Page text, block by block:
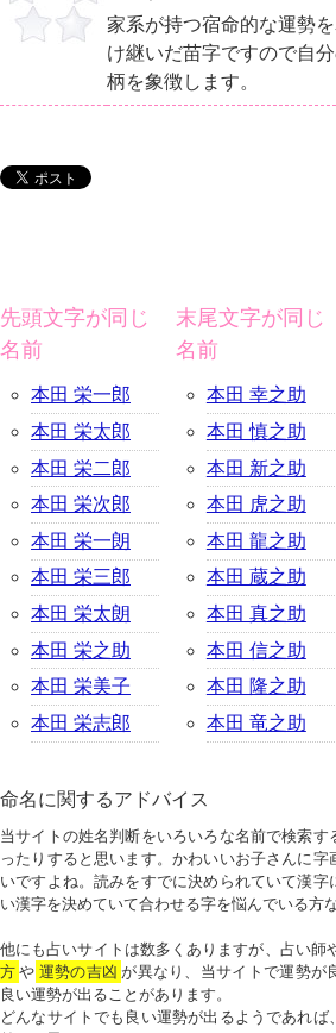
家系が持つ宿命的な運勢
け継いだ苗字ですので自
柄を象徴します。
先頭文字が同じ
名前
本田 栄一郎
本田 栄太郎
本田 栄二郎
本田 栄次郎
本田 栄一朗
本田 栄三郎
本田 栄太朗
本田 栄之助
本田 栄美子
本田 栄志郎
末尾文字が同じ
名前
本田 幸之助
本田 慎之助
本田 新之助
本田 虎之助
本田 龍之助
本田 蔵之助
本田 真之助
本田 信之助
本田 隆之助
本田 竜之助
命名に関するアドバイス
当サイトの姓名判断をいろいろな名前で検索
ったりすると思います。かわいいお子さんに
いですよね。読みをすでに決められていて漢字
い漢字を決めていて合わせる字を悩んでいる方
他にも占いサイトは数多くありますが、占い師
方 や 運勢の吉凶 が異なり、当サイトで運勢が
良い運勢が出ることがあります。
どんなサイトでも良い運勢が出るようであれば